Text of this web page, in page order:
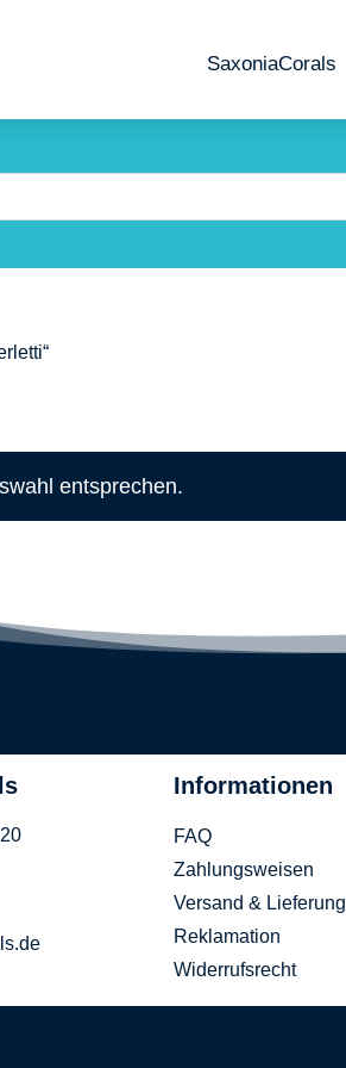
SaxoniaCorals
entsprechen.
Informationen
FAQ
Zahlungsweisen
Versand & Lieferung
Reklamation
Widerrufsrecht